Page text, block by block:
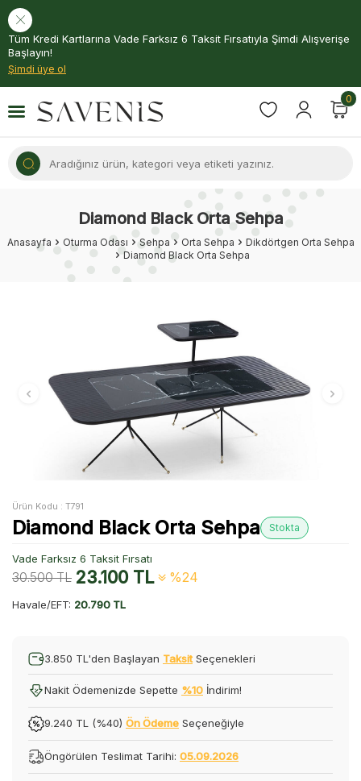
Tüm Kredi Kartlarına Vade Farksız 6 Taksit Fırsatıyla Şimdi Alışverişe
Başlayın!
Şimdi üye ol
0
Diamond Black Orta Sehpa
Anasayfa Oturma Odası Sehpa Orta Sehpa
Dikdörtgen Orta Sehpa
Diamond Black Orta Sehpa
Ürün Kodu : T791
Diamond Black Orta Sehpa Stokta
Vade Farksız 6 Taksit Fırsatı
30.500TL 23.100TL %24
Havale/EFT: 20.790 TL
3.850 TL'den Başlayan Taksit Seçenekleri
Nakit Ödemenizde Sepette %10 İndirim!
9.240 TL (%40) Ön Ödeme Seçeneğiyle
Öngörülen Teslimat Tarihi: 05.09.2026